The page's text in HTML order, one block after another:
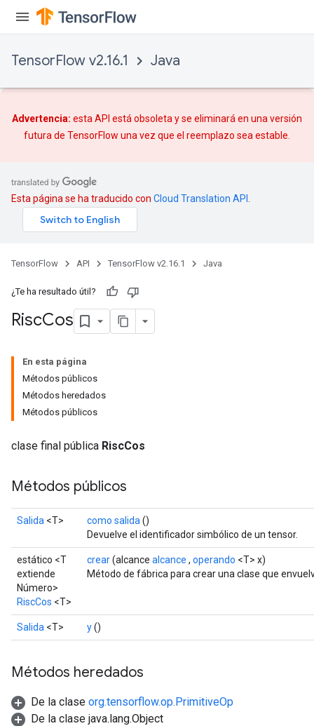
TensorFlow v2.16.1 Java
Advertencia: esta API está obsoleta y se eliminará en una versión
futura de TensorFlow una vez que el reemplazo sea estable.
Esta página se ha traducido con Cloud Translation API
TensorFlow API TensorFlow v2.16.1 Java
¿Te ha resultado útil?
RiscCos
En esta página
Métodos públicos
Métodos heredados
Métodos públicos
clase final pública RiscCos
Métodos públicos
Salida <T> como salida ()
Devuelve el identificador simbólico de un tensor.
estático <T
extiende
Número>
RiscCos <T>
crear(alcance alcance , operando <T> x)
Método de fábrica para crear una clase que
Salida <T> y()
Métodos heredados
De la clase org.tensorflow.op.PrimitiveOp
De la clase java.lang.Object